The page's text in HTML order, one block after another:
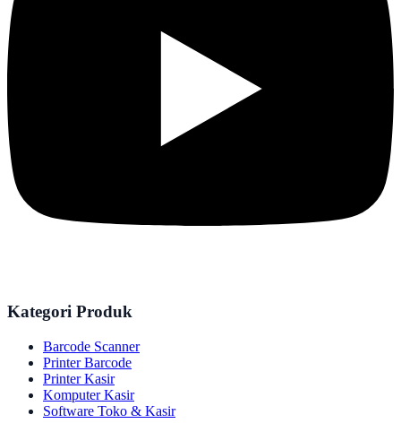
Kategori Produk
Barcode Scanner
Printer Barcode
Printer Kasir
Komputer Kasir
Software Toko & Kasir